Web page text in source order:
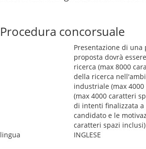
Procedura concorsuale
Presentazione di
proposta dovrà
ricerca (max 8000
della ricerca
industriale (max
(max 4000 caratteri
di intenti finalizzata
candidato e le
caratteri spazi inclusi)
lingua
INGLESE